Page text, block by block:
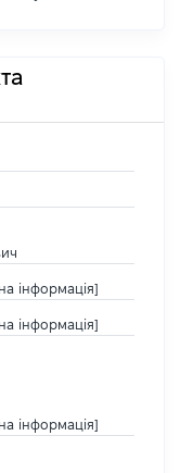
інформація]
інформація]
інформація]